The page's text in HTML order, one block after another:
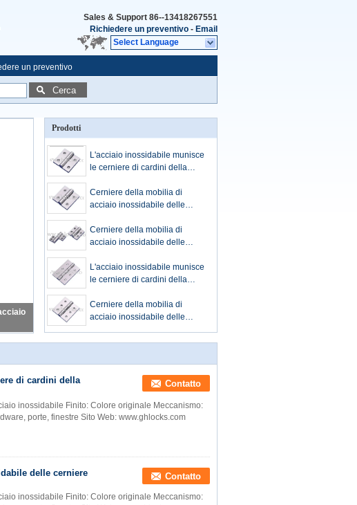
Sales & Support 86--13418267551
Richiedere un preventivo - Email
Select Language
un preventivo
Cerca
Prodotti
L'acciaio inossidabile munisce
le cerniere di cardini della
Cerniere della mobilia di
acciaio inossidabile delle
Cerniere della mobilia di
acciaio inossidabile delle
L'acciaio inossidabile munisce
le cerniere di cardini della
Cerniere della mobilia di
acciaio inossidabile delle
di cardini della
Contatto
inossidabile Finito: Colore originale Meccanismo:
porte, finestre Sito Web: www.ghlocks.com
delle cerniere Contatto
inossidabile Finito: Colore originale Meccanismo: